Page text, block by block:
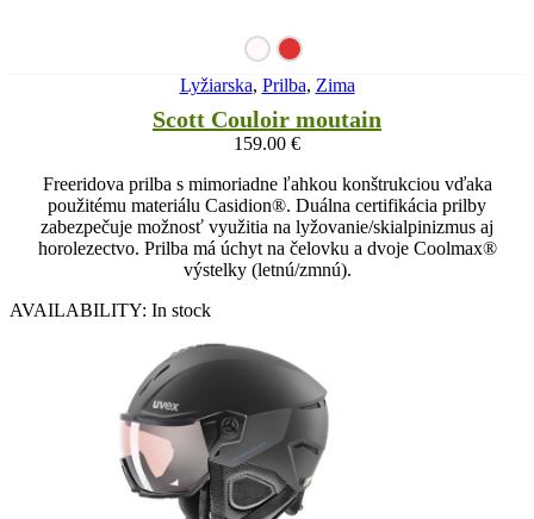
Lyžiarska, Prilba, Zima
Scott Couloir moutain
159.00 €
Freeridova prilba s mimoriadne ľahkou konštrukciou vďaka
použitému materiálu Casidion®. Duálna certifikácia prilby
zabezpečuje možnosť využitia na lyžovanie/skialpinizmus aj
horolezectvo. Prilba má úchyt na čelovku a dvoje Coolmax®
výstelky (letnú/zmnú).
AVAILABILITY: In stock